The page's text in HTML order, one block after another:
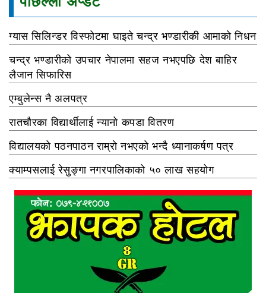
ग्यास सिलिन्डर विस्फोटमा घाइते चन्द्र भण्डारीकी आमाको निधन
चन्द्र भण्डारीको उपचार नेपालमा सहज नभएपछि देश बाहिर
लैजान सिफारिस
एम्बुलेन्स नै अलपत्र
रातचौरका विद्यार्थीलाई न्यानो कपडा वितरण
विद्यालयको पठनपाठन राम्रो नभएको भन्दै ध्यानाकर्षण पत्र
क्याम्पसलाई रेसुङ्गा नगरपालिकाको ५० लाख सहयोग